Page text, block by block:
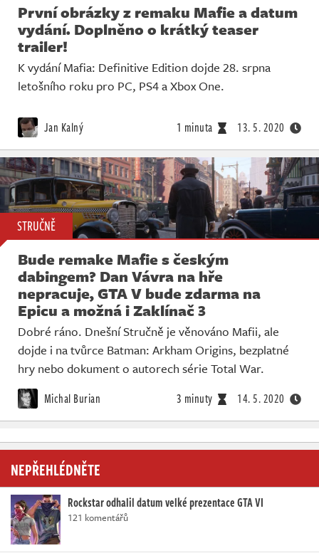
První obrázky z remaku Mafie a datum
vydání. Doplněno o krátký teaser
trailer!
K vydání Mafia: Definitive Edition dojde 28. srpna
letošního roku pro PC, PS4 a Xbox One.
Jan Kalný 1 minuta 13. 5. 2020
STRUČNĚ
Bude remake Mafie s českým
dabingem? Dan Vávra na hře
nepracuje, GTA V bude zdarma na
Epicu a možná i Zaklínač 3
Dobré ráno. Dnešní Stručně je věnováno Mafii, ale
dojde i na tvůrce Batman: Arkham Origins, bezplatné
hry nebo dokument o autorech série Total War.
Michal Burian 3 minuty 14. 5. 2020
NEPŘEHLÉDNĚTE
Rockstar odhalil datum velké prezentace GTA VI
121 komentářů